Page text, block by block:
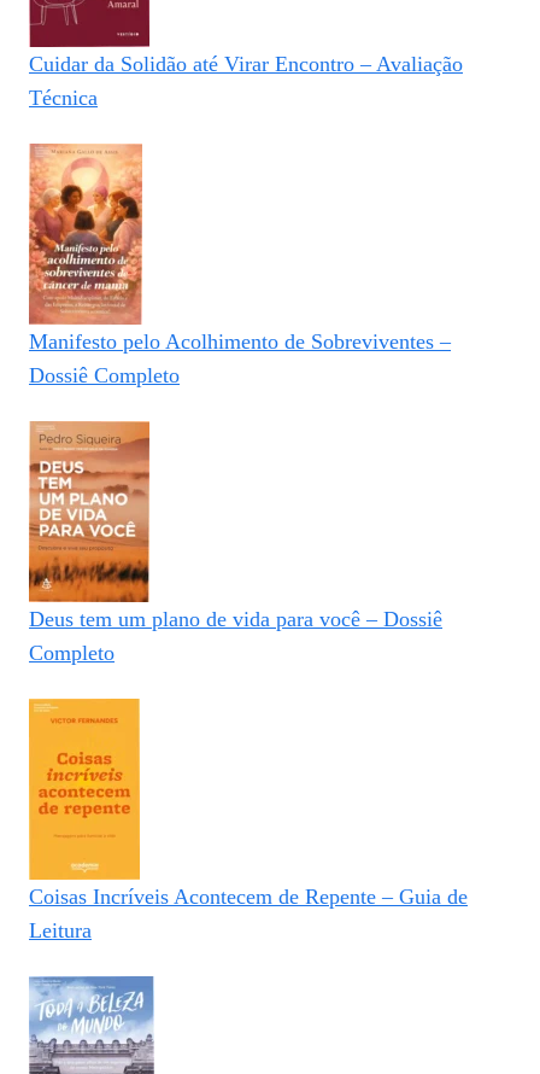
Cuidar da Solidão até Virar Encontro – Avaliação
Técnica
Manifesto pelo Acolhimento de Sobreviventes –
Dossiê Completo
Deus tem um plano de vida para você – Dossiê
Completo
Coisas Incríveis Acontecem de Repente – Guia de
Leitura